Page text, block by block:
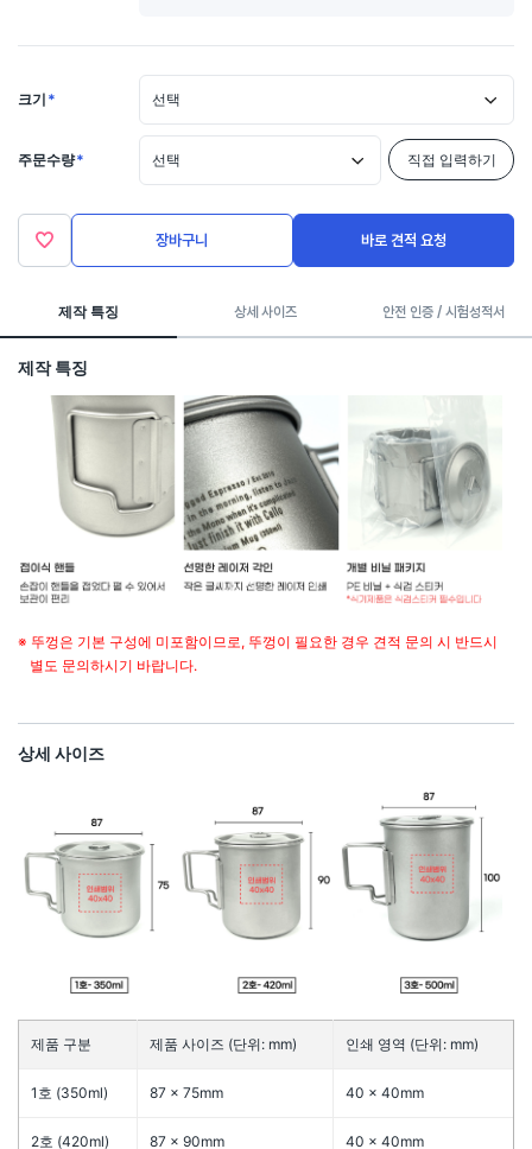
크기 * 선택
주문수량* 선택 직접 입력하기
장바구니 바로 견적 요청
제작 특징 상세 사이즈 안전 인증 / 시험성적서
제작 특징
※ 뚜껑은 기본 구성에 미포함이므로, 뚜껑이 필요한 경우 견적 문의 시 반드시
별도 문의하시기 바랍니다.
상세 사이즈
제품 구분 제품 사이즈 (단위: mm) 인쇄 영역 (단위: mm)
1호 (350ml) 87 × 75mm 40 × 40mm
2호 (420ml) 87 × 90mm 40 × 40mm